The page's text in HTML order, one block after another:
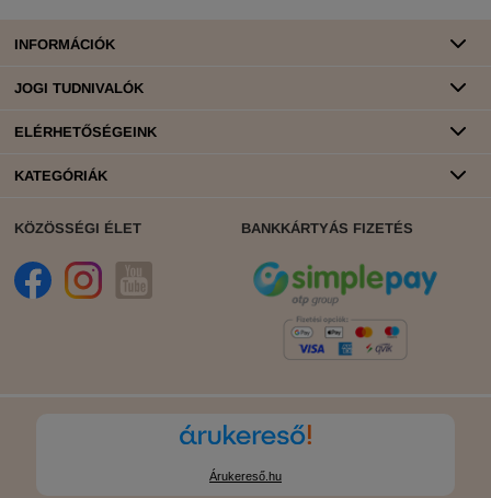
INFORMÁCIÓK
JOGI TUDNIVALÓK
ELÉRHETŐSÉGEINK
KATEGÓRIÁK
KÖZÖSSÉGI ÉLET BANKKÁRTYÁS FIZETÉS
Árukereső.hu